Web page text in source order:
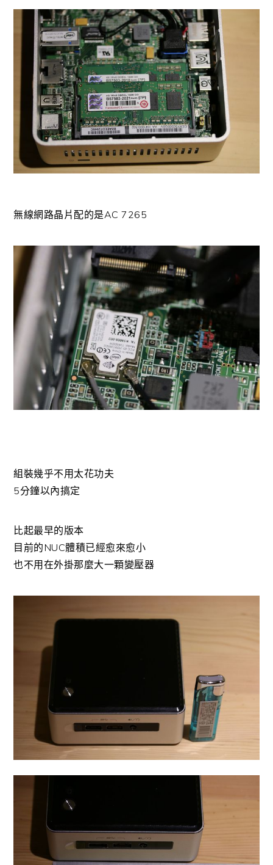
無線網路晶片配的是AC 7265
組裝幾乎不用太花功夫
5分鐘以內搞定
比起最早的版本
目前的NUC體積已經愈來愈小
也不用在外掛那麼大一顆變壓器